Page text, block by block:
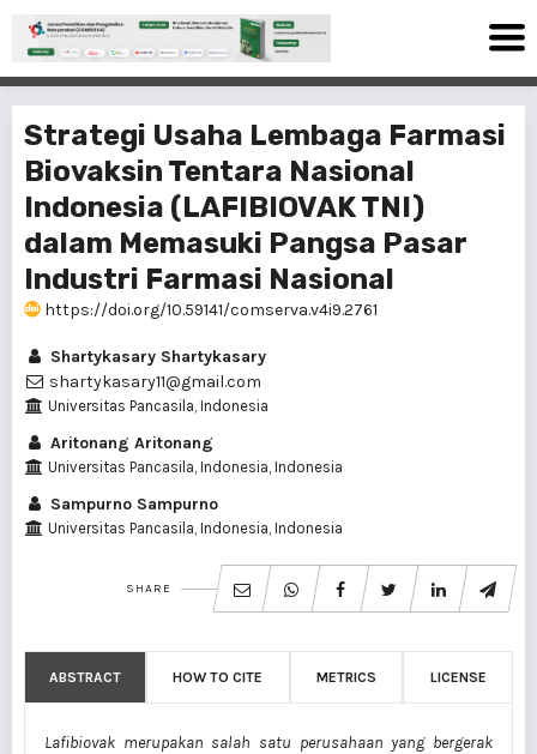
Strategi Usaha Lembaga Farmasi
Biovaksin Tentara Nasional
Indonesia (LAFIBIOVAK TNI)
dalam Memasuki Pangsa Pasar
Industri Farmasi Nasional
https://doi.org/10.59141/comserva.v4i9.2761
Shartykasary Shartykasary
shartykasary11@gmail.com
Universitas Pancasila, Indonesia
Aritonang Aritonang
Universitas Pancasila, Indonesia, Indonesia
Sampurno Sampurno
Universitas Pancasila, Indonesia, Indonesia
SHARE
ABSTRACT HOW TO CITE METRICS LICENSE
Lafibiovak merupakan salah satu perusahaan yang bergerak